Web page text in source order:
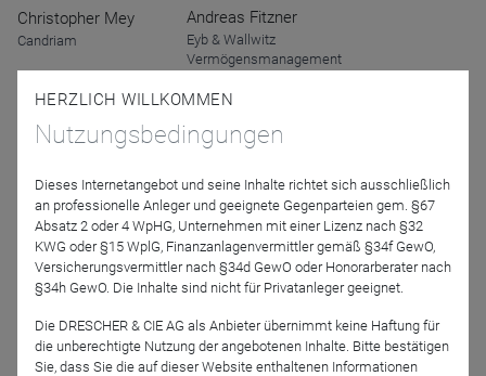
Christopher Mey
Candriam
Andreas Fitzner
Eyb & Wallwitz
Vermögensmanagement
Markus Schmitt
HRK LUNIS
Vermögensverwaltung
Kai Röhrl
PGIM Investments
(Ireland) Limited,
German Branch
HERZLICH WILLKOMMEN
Nutzungsbedingungen
Dieses Internetangebot und seine Inhalte richtet sich ausschließlich
an professionelle Anleger und geeignete Gegenparteien gem. §67
Absatz 2 oder 4 WpHG, Unternehmen mit einer Lizenz nach §32
KWG oder §15 WplG, Finanzanlagenvermittler gemäß §34f GewO,
Versicherungsvermittler nach §34d GewO oder Honorarberater nach
§34h GewO. Die Inhalte sind nicht für Privatanleger geeignet.
Die DRESCHER & CIE AG als Anbieter übernimmt keine Haftung für
die unberechtigte Nutzung der angebotenen Inhalte. Bitte bestätigen
Sie, dass Sie die auf dieser Website enthaltenen Informationen